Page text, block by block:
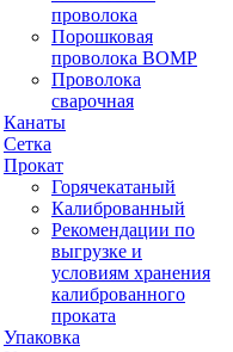
проволока
Порошковая
проволока ВОМР
Проволока
сварочная
Канаты
Сетка
Прокат
Горячекатаный
Калиброванный
Рекомендации по
выгрузке и
условиям хранения
калиброванного
проката
Упаковка